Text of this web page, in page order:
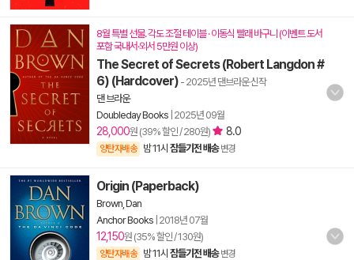
8월 특별 선물. 각도 조절 테이블 · 이동식 빨래 바구니 (이벤트 도서
포함 국내서·외서 5만원 이상)
The Secret of Secrets (Robert Langdon #
6) (Hardcover) - 2025년 댄브라운 신작
댄 브라운
Doubleday Books 2025년 09월
28,000원 (39% 할인 / 280원) 8.0
양탄자배송 밤 11시 잠들기전 배송 변경
Origin (Paperback)
Brown, Dan
Anchor Books 2018년 07월
12,150원 (35% 할인 / 130원)
양탄자배송 밤 11시 잠들기전 배송 변경